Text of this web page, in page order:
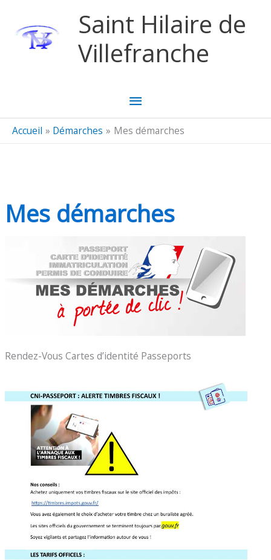
Saint Hilaire de
Villefranche
Menu
principal
Accueil Démarches Mes démarches
Mes démarches
Rendez-Vous Cartes d’identité Passeports